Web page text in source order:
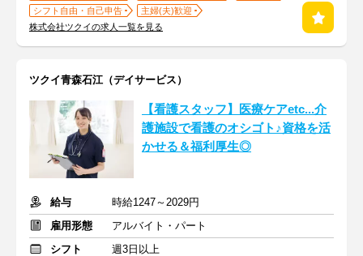
シフト自由・自己申告
主婦(夫)歓迎
株式会社ツクイの求人一覧を見る
ツクイ青森石江（デイサービス）
【看護スタッフ】医療ケアetc...介
護施設で看護のオシゴト♪資格を活
かせる＆福利厚生◎
給与
時給1247～2029円
雇用形態
アルバイト・パート
シフト
週3日以上